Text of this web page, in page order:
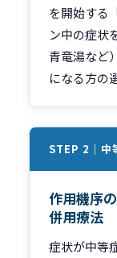
を開始する
ン中の症状
青竜湯など
になる方の
STEP 2｜中
作用機序
併用療法
症状が中等